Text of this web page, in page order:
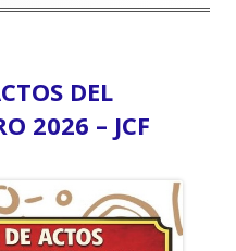
DEL
2026 – JCF